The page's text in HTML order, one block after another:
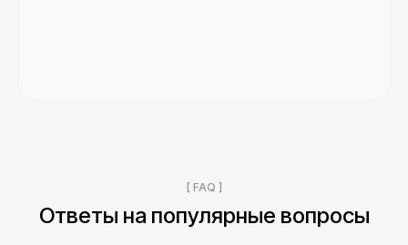
[ FAQ ]
Ответы на популярные вопросы